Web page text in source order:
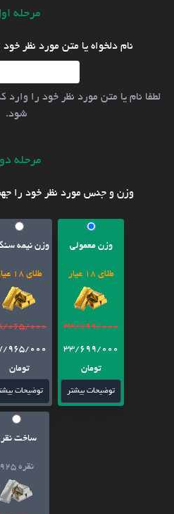
مرحله
نام دلخواه یا متن مورد نظر
لطفا نام یا متن مورد نظر خود را
شود.
مرحله
وزن و جنس مورد نظر خود را
وزن معمولی
طلای 18 عیار
33/799/000
33/699/000
تومان
توضیحات بیشتر
وزن نیمه
طلای 18 عیار
065/000
965/000
تومان
توضیحات
ساخت
نقره 925